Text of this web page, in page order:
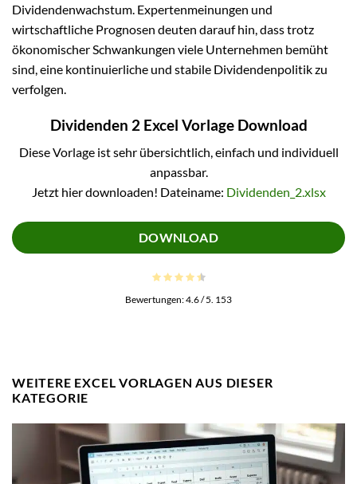
Dividendenwachstum. Expertenmeinungen und
wirtschaftliche Prognosen deuten darauf hin, dass trotz
ökonomischer Schwankungen viele Unternehmen bemüht
sind, eine kontinuierliche und stabile Dividendenpolitik zu
verfolgen.
Dividenden 2 Excel Vorlage Download
Diese Vorlage ist sehr übersichtlich, einfach und individuell
anpassbar.
Jetzt hier downloaden! Dateiname: Dividenden_2.xlsx
DOWNLOAD
Bewertungen:4.6/ 5. 153
WEITERE EXCEL VORLAGEN AUS DIESER
KATEGORIE